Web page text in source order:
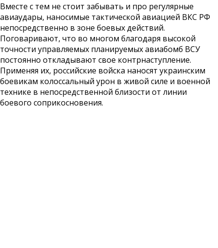
Вместе с тем не стоит забывать и про регулярные
авиаудары, наносимые тактической авиацией ВКС РФ
непосредственно в зоне боевых действий.
Поговаривают, что во многом благодаря высокой
точности управляемых планируемых авиабомб ВСУ
постоянно откладывают свое контрнаступление.
Применяя их, российские войска наносят украинским
боевикам колоссальный урон в живой силе и военной
технике в непосредственной близости от линии
боевого соприкосновения.